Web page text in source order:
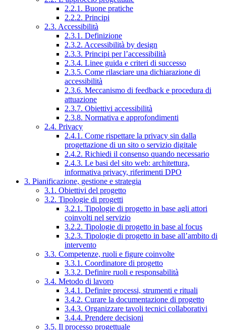
2.2.1. Buone pratiche
2.2.2. Principi
2.3. Accessibilità
2.3.1. Definizione
2.3.2. Accessibilità by design
2.3.3. Principi per l’accessibilità
2.3.4. Linee guida e criteri di successo
2.3.5. Come rilasciare una dichiarazione di
accessibilità
2.3.6. Meccanismo di feedback e procedura di
attuazione
2.3.7. Obiettivi accessibilità
2.3.8. Normativa e approfondimenti
2.4. Privacy
2.4.1. Come rispettare la privacy sin dalla
progettazione di un sito o servizio digitale
2.4.2. Richiedi il consenso quando necessario
2.4.3. Le basi del sito web: architettura,
informativa privacy, riferimenti DPO
3. Pianificazione, gestione e strategia
3.1. Obiettivi del progetto
3.2. Tipologie di progetti
3.2.1. Tipologie di progetto in base agli attori
coinvolti nel servizio
3.2.2. Tipologie di progetto in base al focus
3.2.3. Tipologie di progetto in base all’ambito di
intervento
3.3. Competenze, ruoli e figure coinvolte
3.3.1. Coordinatore di progetto
3.3.2. Definire ruoli e responsabilità
3.4. Metodo di lavoro
3.4.1. Definire processi, strumenti e rituali
3.4.2. Curare la documentazione di progetto
3.4.3. Organizzare tavoli tecnici collaborativi
3.4.4. Prendere decisioni
3.5. Il processo progettuale